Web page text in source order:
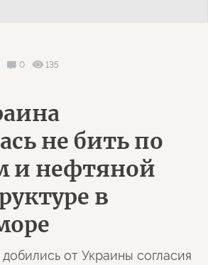
0
135
не бить по
и нефтяной
в
от Украины согласия